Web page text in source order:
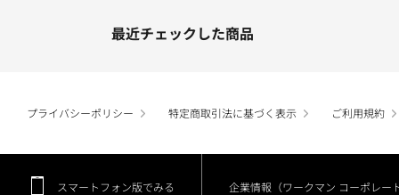
最近チェックした商品
プライバシーポリシー 特定商取引法に基づく表示 ご利用規約
スマートフォン版でみる 企業情報（ワークマン コーポレー